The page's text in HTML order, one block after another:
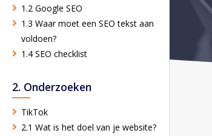
1.2 Google SEO
1.3 Waar moet een SEO tekst aan
voldoen?
1.4 SEO checklist
2. Onderzoeken
TikTok
2.1 Wat is het doel van je website?